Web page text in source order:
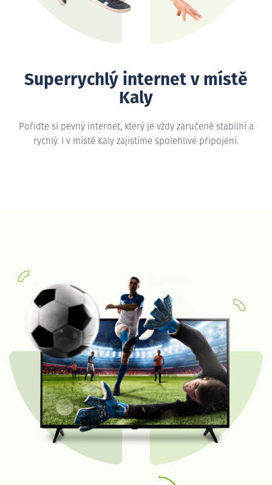
Superrychlý internet v místě
Kaly
Pořiďte si pevný internet, který je vždy zaručeně stabilní a
rychlý. I v místě Kaly zajistíme spolehlivé připojení.